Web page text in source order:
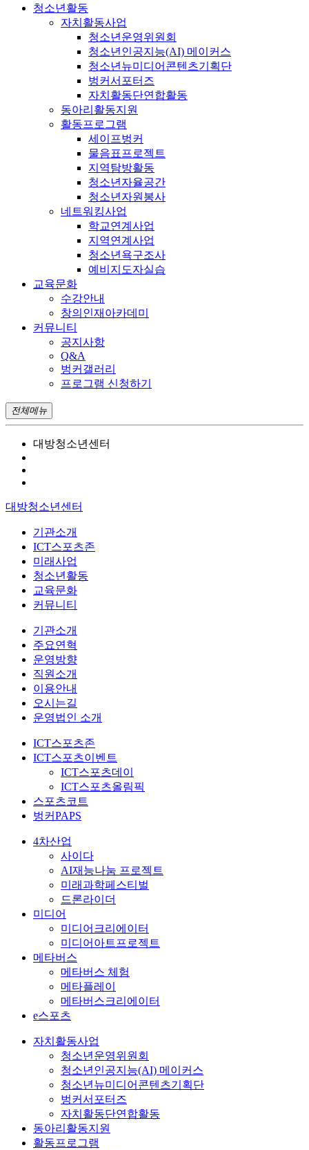
청소년활동
자치활동사업
청소년운영위원회
청소년인공지능(AI) 메이커스
청소년뉴미디어콘텐츠기획단
벙커서포터즈
자치활동단연합활동
동아리활동지원
활동프로그램
세이프벙커
물음표프로젝트
지역탐방활동
청소년자율공간
청소년자원봉사
네트워킹사업
학교연계사업
지역연계사업
청소년욕구조사
예비지도자실습
교육문화
수강안내
창의인재아카데미
커뮤니티
공지사항
Q&A
벙커갤러리
프로그램 신청하기
전체메뉴
대방청소년센터
대방청소년센터
기관소개
ICT스포츠존
미래사업
청소년활동
교육문화
커뮤니티
기관소개
주요연혁
운영방향
직원소개
이용안내
오시는길
운영법인 소개
ICT스포츠존
ICT스포츠이벤트
ICT스포츠데이
ICT스포츠올림픽
스포츠코트
벙커PAPS
4차산업
사이다
AI재능나눔 프로젝트
미래과학페스티벌
드론라이더
미디어
미디어크리에이터
미디어아트프로젝트
메타버스
메타버스 체험
메타플레이
메타버스크리에이터
e스포츠
자치활동사업
청소년운영위원회
청소년인공지능(AI) 메이커스
청소년뉴미디어콘텐츠기획단
벙커서포터즈
자치활동단연합활동
동아리활동지원
활동프로그램